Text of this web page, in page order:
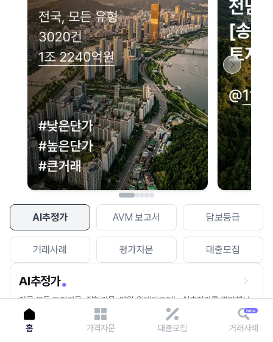
AI추정가 AVM 보고서 담보등급
거래사례 평가자문 대출모집
AI추정가
전국 모든 토지건물, 집합건물, 매월 업데이트되는 AI추정가를 경험해보
세요.
네이버 지도 연결 안내
현재 네이버 지도 연결이 원활하지 않아 지도를 불러올 수 없습니다.
이용에 불편을 드려 죄송합니다.
다시 시도
홈 가격자문 대출모집 거래사례